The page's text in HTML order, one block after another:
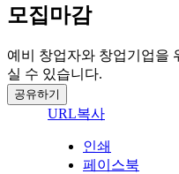
모집마감
예비 창업자와 창업기업을
실 수 있습니다.
공유하기
URL복사
인쇄
페이스북